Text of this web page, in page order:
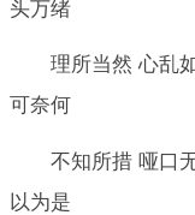
头万绪
理所当然 心乱
可奈何
不知所措 哑口
以为是